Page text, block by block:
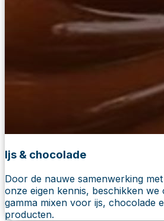
Ijs & chocolade
Door de nauwe samenwerking
onze eigen kennis, beschikken
gamma mixen voor ijs, chocolade
producten.